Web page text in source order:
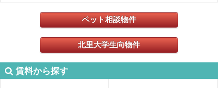
ペット相談物件
北里大学生向物件
賃料から探す